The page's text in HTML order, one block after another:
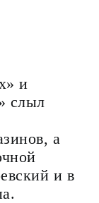
и
слыл
а
и в